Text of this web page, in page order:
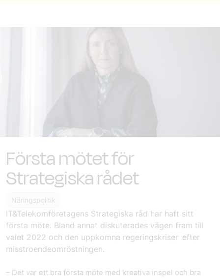
Första mötet för
Strategiska rådet
Näringspolitik
IT&Telekomföretagens Strategiska råd har haft sitt
första möte. Bland annat diskuterades vägen fram till
valet 2022 och den uppkomna regeringskrisen efter
misstroendeomröstningen.
– Det var ett bra första möte med kreativa inspel och bra